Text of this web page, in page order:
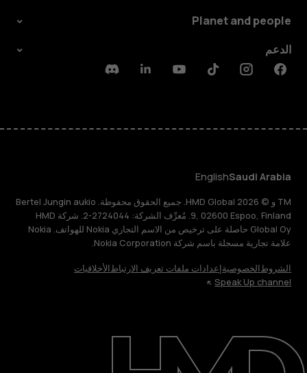
حول
Planet and people
الدعم
Facebook
Instagram
Tiktok
Youtube
Linkedin
Discord
Saudi Arabia
English
TM و © 2026 HMD Global. جميع الحقوق محفوظة. Bertel Jungin aukio
9, 02600 Espoo, Finland. مُعرِّف الشركة: 2724044-2. شركة HMD
Global Oy حاصلة على ترخيص من الاسم التجاري Nokia للهواتف. Nokia
علامة تجارية مسجلة باسم شركة Nokia Corporation.
الشروطالخصوصيةإعدادات ملفات تعريف الارتباطالأخلاقيات
Speak Up channel